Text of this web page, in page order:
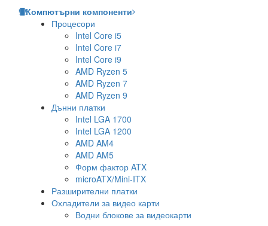
Компютърни компоненти
Процесори
Intel Core i5
Intel Core i7
Intel Core i9
AMD Ryzen 5
AMD Ryzen 7
AMD Ryzen 9
Дънни платки
Intel LGA 1700
Intel LGA 1200
AMD AM4
AMD AM5
Форм фактор ATX
microATX/Mini-ITX
Разширителни платки
Охладители за видео карти
Водни блокове за видеокарти